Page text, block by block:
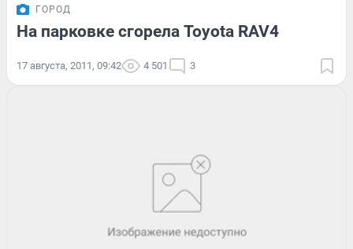
ГОРОД
На парковке сгорела Toyota RAV4
17 августа, 2011, 09:42 4 501 3